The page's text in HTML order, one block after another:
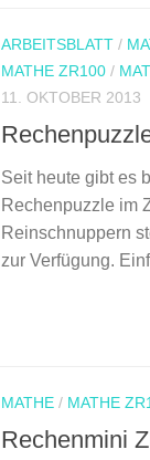
ARBEITSBLATT /
MATHE ZR100 /
11. OKTOBER 2013
Seit heute gibt es
Rechenpuzzle im
Reinschnuppern
zur Verfügung.
MATHE / MATHE
Rechenmini